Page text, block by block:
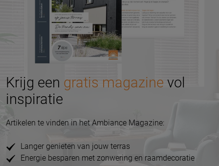
Krijg een gratis magazine vol
inspiratie
Artikelen te vinden in het Ambiance Magazine:
Langer genieten van jouw terras
Energie besparen met zonwering en raamdecoratie